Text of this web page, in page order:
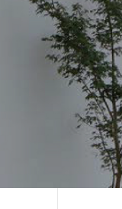
浴室リフォームで毎日の
呂時間をもっと快適に！
「リデア」
リフォ
営業部 /
2009年入社